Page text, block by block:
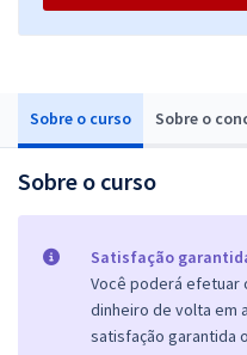
Sobre o curso Sobre o
Sobre o curso
Satisfação
Você poderá efetuar
dinheiro de volta em
satisfação garantida